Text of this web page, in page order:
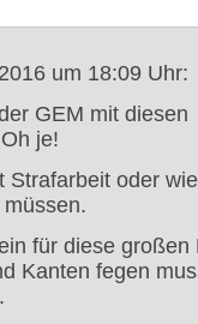
um 18:09 Uhr:
GEM mit diesen
je!
Strafarbeit oder
für diese großen
Kanten fegen